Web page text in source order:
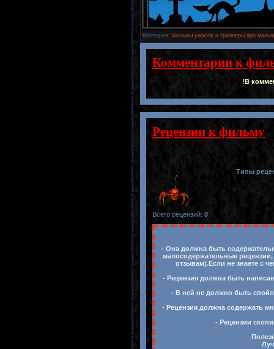
Категория: Фильмы ужасов и триллеры про
Комментарии к
!В
Рецензии к фильму
Типы
Всего рецензий: 0
- Она должна быть
малосодержательные
отзывам).Если не знаете с
- Рецензия должна быть
- В ней не должно быть
- Рецензия должна содержать
- Рецензии